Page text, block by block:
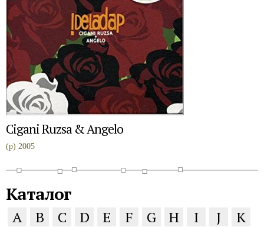
Cigani Ruzsa & Angelo
(p) 2005
Каталог
A B C D E F G H I J
K